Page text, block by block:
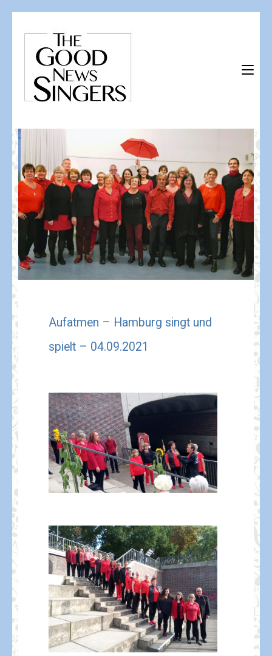
content
The Good News Singers
Aufatmen – Hamburg singt und
spielt – 04.09.2021